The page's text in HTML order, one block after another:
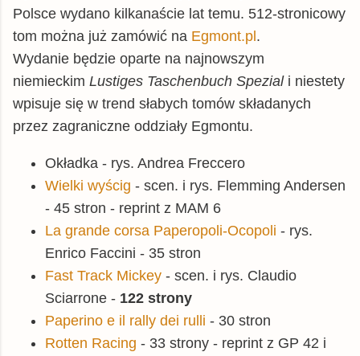
Polsce wydano kilkanaście lat temu. 512-stronicowy
tom można już zamówić na Egmont.pl.
Wydanie będzie oparte na najnowszym
niemieckim Lustiges Taschenbuch Spezial i niestety
wpisuje się w trend słabych tomów składanych
przez zagraniczne oddziały Egmontu.
Okładka - rys. Andrea Freccero
Wielki wyścig - scen. i rys. Flemming Andersen
- 45 stron - reprint z MAM 6
La grande corsa Paperopoli-Ocopoli - rys.
Enrico Faccini - 35 stron
Fast Track Mickey - scen. i rys. Claudio
Sciarrone - 122 strony
Paperino e il rally dei rulli - 30 stron
Rotten Racing - 33 strony - reprint z GP 42 i